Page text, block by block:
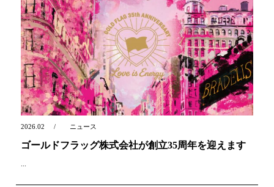
2026.02 ニュース
ゴールドフラッグ株式会社が創立35周年を迎えます
...